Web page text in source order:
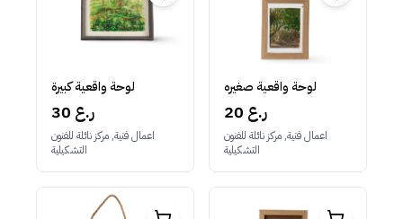
لوحة واقعية كبيرة
30 ر.ع
اعمال فنية, مركز نائلة للفنون
التشكيلية
لوحة واقعية صغيره
20 ر.ع
اعمال فنية, مركز نائلة للفنون
التشكيلية